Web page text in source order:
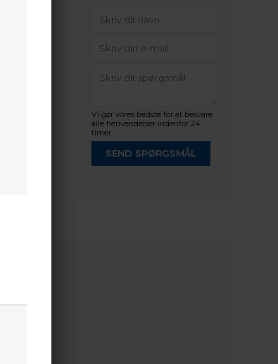
Vi gør vores bedste for at besvare
alle henvendelser indenfor 24
timer.
SEND SPØRGSMÅL